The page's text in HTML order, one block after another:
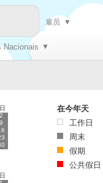
Nacionais ▼
雇员 ▼
日
2
9
日
在今年天
工作日
周末
假期
公共假日